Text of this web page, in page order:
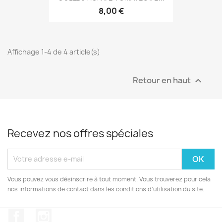
8,00 €
Affichage 1-4 de 4 article(s)
Retour en haut 
Recevez nos offres spéciales
Vous pouvez vous désinscrire à tout moment. Vous trouverez pour cela
nos informations de contact dans les conditions d'utilisation du site.